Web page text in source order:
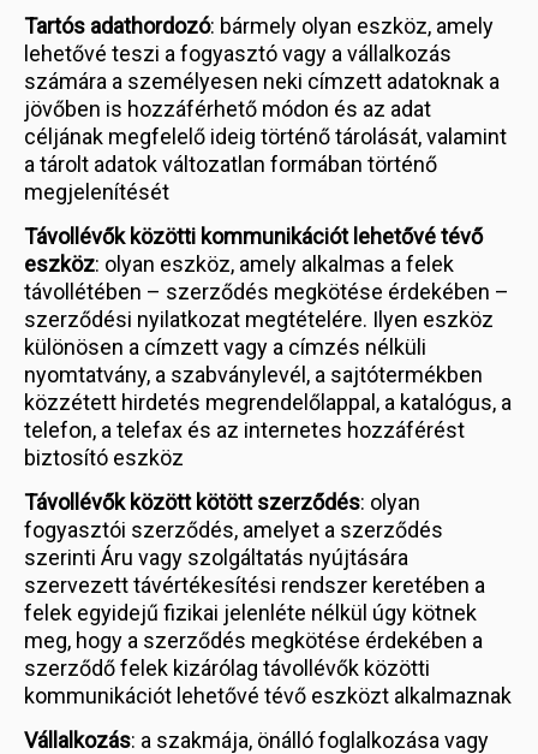
Tartós adathordozó: bármely olyan eszköz, amely
lehetővé teszi a fogyasztó vagy a vállalkozás
számára a személyesen neki címzett adatoknak a
jövőben is hozzáférhető módon és az adat
céljának megfelelő ideig történő tárolását, valamint
a tárolt adatok változatlan formában történő
megjelenítését
Távollévők közötti kommunikációt lehetővé tévő
eszköz: olyan eszköz, amely alkalmas a felek
távollétében – szerződés megkötése érdekében –
szerződési nyilatkozat megtételére. Ilyen eszköz
különösen a címzett vagy a címzés nélküli
nyomtatvány, a szabványlevél, a sajtótermékben
közzétett hirdetés megrendelőlappal, a katalógus, a
telefon, a telefax és az internetes hozzáférést
biztosító eszköz
Távollévők között kötött szerződés: olyan
fogyasztói szerződés, amelyet a szerződés
szerinti Áru vagy szolgáltatás nyújtására
szervezett távértékesítési rendszer keretében a
felek egyidejű fizikai jelenléte nélkül úgy kötnek
meg, hogy a szerződés megkötése érdekében a
szerződő felek kizárólag távollévők közötti
kommunikációt lehetővé tévő eszközt alkalmaznak
Vállalkozás: a szakmája, önálló foglalkozása vagy